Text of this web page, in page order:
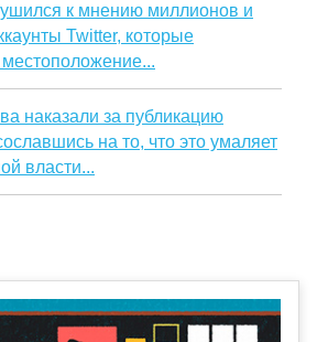
к мнению миллионов и
Twitter, которые
наказали за публикацию
на то, что это умаляет
власти...